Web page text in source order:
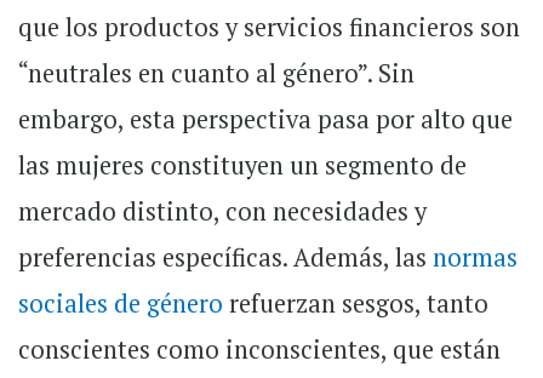
que los productos y servicios financieros son
“neutrales en cuanto al género”. Sin
embargo, esta perspectiva pasa por alto que
las mujeres constituyen un segmento de
mercado distinto, con necesidades y
preferencias específicas. Además, las normas
sociales de género refuerzan sesgos, tanto
conscientes como inconscientes, que están